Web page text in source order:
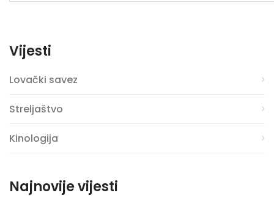
Vijesti
Lovački savez
Streljaštvo
Kinologija
Najnovije vijesti